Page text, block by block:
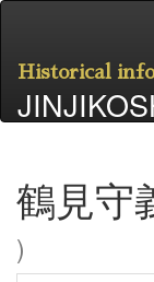
Historical
鶴見守
)